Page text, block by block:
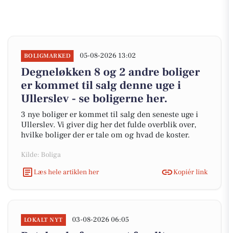
BOLIGMARKED 05-08-2026 13:02
Degneløkken 8 og 2 andre boliger
er kommet til salg denne uge i
Ullerslev - se boligerne her.
3 nye boliger er kommet til salg den seneste uge i
Ullerslev. Vi giver dig her det fulde overblik over,
hvilke boliger der er tale om og hvad de koster.
Kilde: Boliga
Læs hele artiklen her
Kopiér link
LOKALT NYT 03-08-2026 06:05